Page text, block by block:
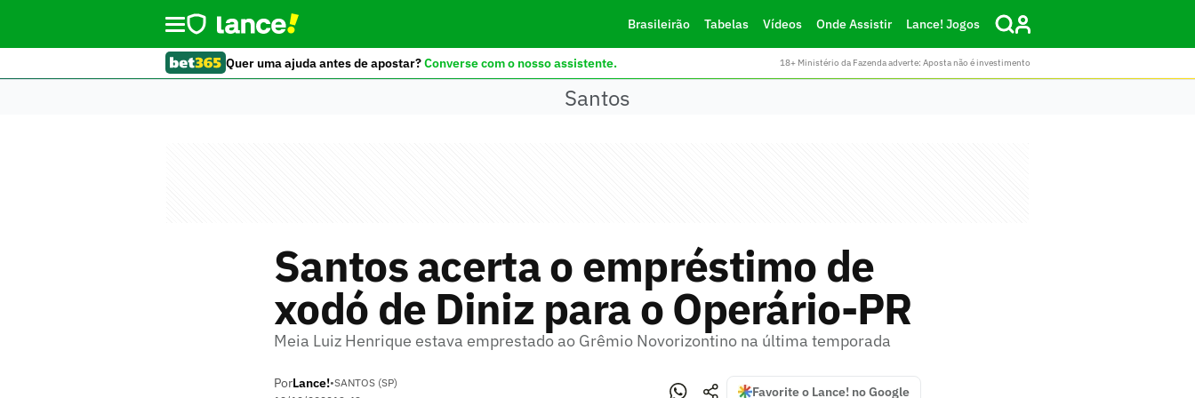
Brasileirão Tabelas Vídeos Onde Assistir Lance! Jogos
Quer uma ajuda antes de apostar?Converse com o nosso assistente. 18+ Ministério da Fazenda adverte: Aposta não é investimento
Santos
Santos acerta o empréstimo de
xodó de Diniz para o Operário-PR
Meia Luiz Henrique estava emprestado ao Grêmio Novorizontino na última temporada
PorLance!•SANTOS (SP)
Favorite o Lance! no Google